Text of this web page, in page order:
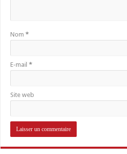
Nom *
E-mail *
Site web